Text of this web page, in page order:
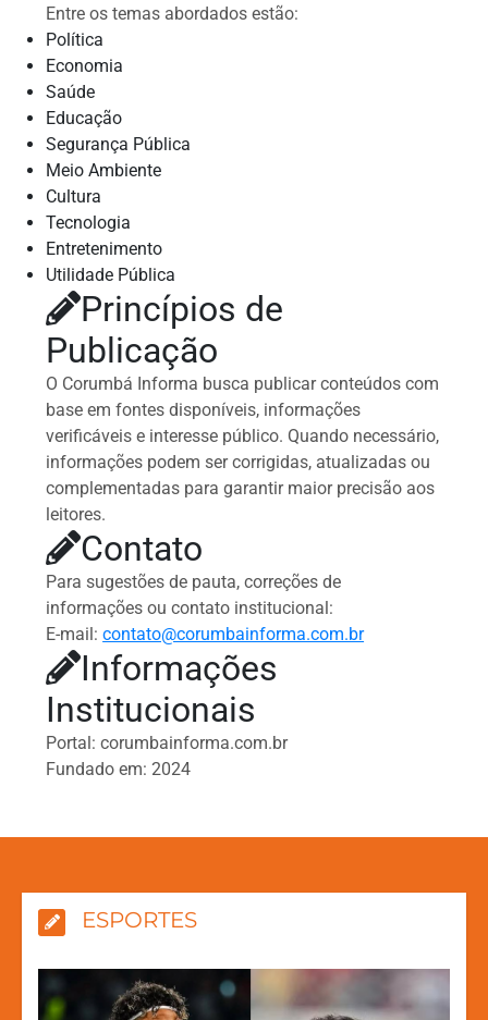
Entre os temas abordados estão:
Política
Economia
Saúde
Educação
Segurança Pública
Meio Ambiente
Cultura
Tecnologia
Entretenimento
Utilidade Pública
Princípios de
Publicação
O Corumbá Informa busca publicar conteúdos com
base em fontes disponíveis, informações
verificáveis e interesse público. Quando necessário,
informações podem ser corrigidas, atualizadas ou
complementadas para garantir maior precisão aos
leitores.
Contato
Para sugestões de pauta, correções de
informações ou contato institucional:
E-mail:contato@corumbainforma.com.br
Informações
Institucionais
Portal: corumbainforma.com.br
Fundado em: 2024
ESPORTES